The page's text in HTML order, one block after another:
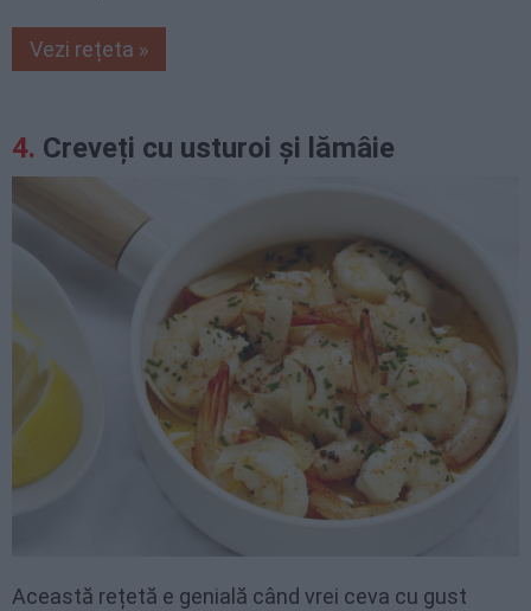
Vezi rețeta »
Creveți cu usturoi și lămâie
Această rețetă e genială când vrei ceva cu gust